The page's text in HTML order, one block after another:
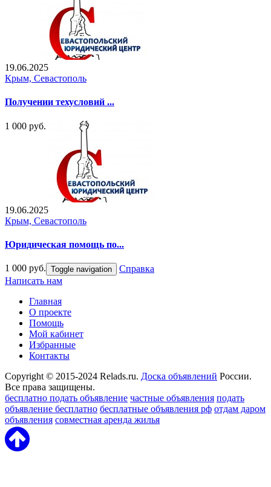
19.06.2025
Крым, Севастополь
Получении техусловий ...
1 000 руб.
19.06.2025
Крым, Севастополь
Юридическая помощь по...
1 000 руб. Toggle navigation
Справка
Написать нам
Главная
О проекте
Помощь
Мой кабинет
Избранные
Контакты
Copyright © 2015-2024 Relads.ru. Доска объявлений России.
Все права защищены.
бесплатно подать объявление частные объявления подать
объявление бесплатно бесплатные объявления рф отдам даром
объявления совместная аренда жилья